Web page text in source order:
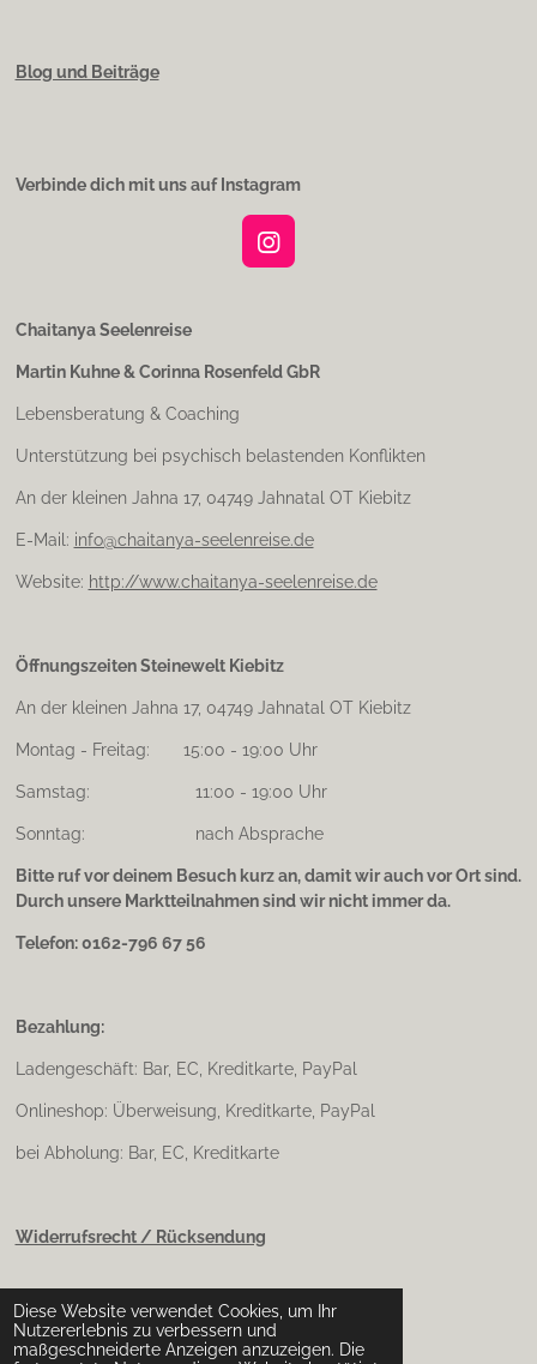
Diese Website verwendet Cookies, um Ihr
Nutzererlebnis zu verbessern und
maßgeschneiderte Anzeigen anzuzeigen. Die
Blog und Beiträge
Verbinde dich mit uns auf Instagram
I
g
m
Chaitanya Seelenreise
Martin Kuhne & Corinna Rosenfeld GbR
Lebensberatung & Coaching
Unterstützung bei psychisch belastenden Konflikten
An der kleinen Jahna 17, 04749 Jahnatal OT Kiebitz
E-Mail: info@chaitanya-seelenreise.de
Website: http://www.chaitanya-seelenreise.de
Öffnungszeiten Steinewelt Kiebitz
An der kleinen Jahna 17, 04749 Jahnatal OT Kiebitz
Montag - Freitag: 15:00 - 19:00 Uhr
Samstag: 11:00 - 19:00 Uhr
Sonntag: nach Absprache
Bitte ruf vor deinem Besuch kurz an, damit wir auch vor Ort sind.
Durch unsere Marktteilnahmen sind wir nicht immer da.
Telefon: 0162-796 67 56
Bezahlung:
Ladengeschäft: Bar, EC, Kreditkarte, PayPal
Onlineshop: Überweisung, Kreditkarte, PayPal
bei Abholung: Bar, EC, Kreditkarte
Widerrufsrecht / Rücksendung
Impressum & Datenschutz